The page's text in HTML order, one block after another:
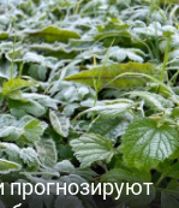
прогнозируют